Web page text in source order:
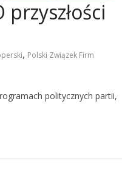
, Polski Związek Firm
politycznych partii,